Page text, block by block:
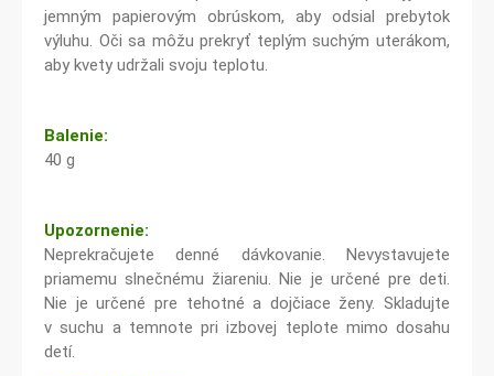
jemným papierovým obrúskom, aby odsial prebytok
výluhu. Oči sa môžu prekryť teplým suchým uterákom,
aby kvety udržali svoju teplotu.
Balenie:
40 g
Upozornenie:
Neprekračujete denné dávkovanie. Nevystavujete
priamemu slnečnému žiareniu. Nie je určené pre deti.
Nie je určené pre tehotné a dojčiace ženy. Skladujte
v suchu a temnote pri izbovej teplote mimo dosahu
detí.